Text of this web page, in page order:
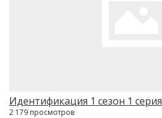
Идентификация 1 сезон 1 серия
2 179 просмотров